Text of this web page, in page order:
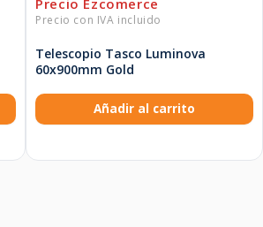
Telescopio Tasco Luminova
60x900mm Gold
Añadir al carrito